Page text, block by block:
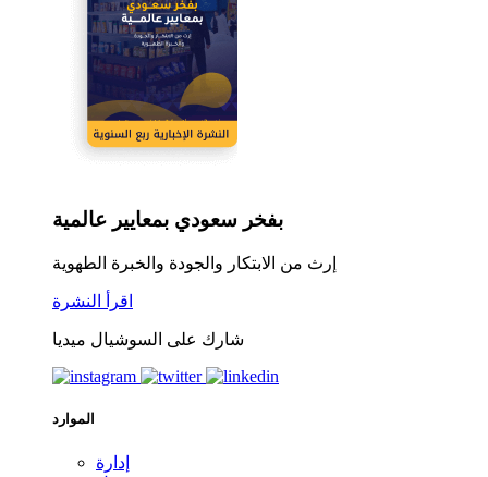
بفخر سعودي بمعايير عالمية
إرث من الابتكار والجودة والخبرة الطهوية
اقرأ النشرة
شارك على السوشيال ميديا
الموارد
إدارة